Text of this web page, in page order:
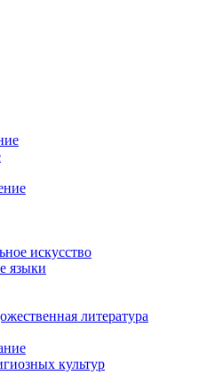
искусство
языки
литература
культур